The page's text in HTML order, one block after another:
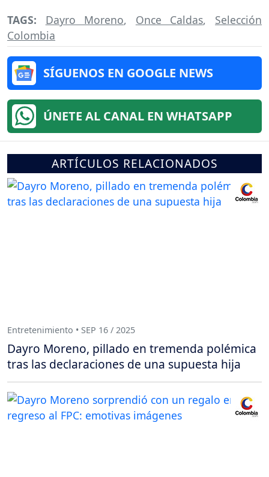
TAGS: Dayro Moreno, Once Caldas, Selección
Colombia
SÍGUENOS EN GOOGLE NEWS
ÚNETE AL CANAL EN WHATSAPP
ARTÍCULOS RELACIONADOS
Entretenimiento • SEP 16 / 2025
Dayro Moreno, pillado en tremenda polémica
tras las declaraciones de una supuesta hija